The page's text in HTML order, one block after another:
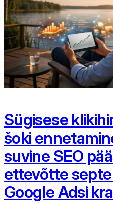
Sügisese
šoki
suvine SEO
ettevõtte
Google Adsi